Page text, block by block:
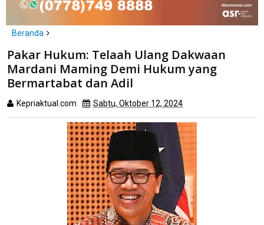
Beranda
Batam
Pakar Hukum: Telaah Ulang Dakwaan Mardani Maming Demi
Hukum yang Bermartabat dan Adil
Pakar Hukum: Telaah Ulang Dakwaan
Mardani Maming Demi Hukum yang
Bermartabat dan Adil
Kepriaktual.com Sabtu, Oktober 12, 2024